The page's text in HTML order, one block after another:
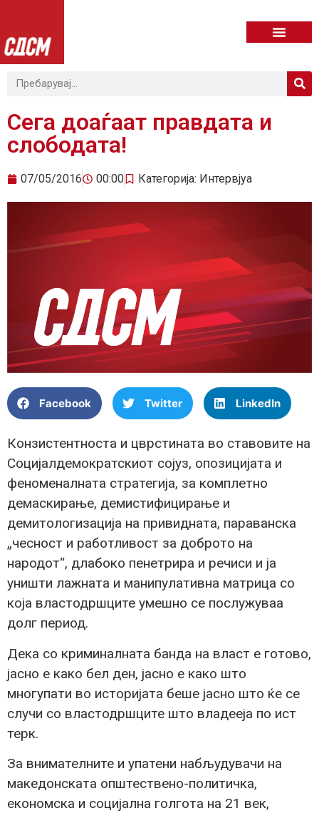
Сега доаѓаат правдата и
слободата!
07/05/2016 00:00 Категорија: Интервјуа
Facebook Twitter LinkedIn
Конзистентноста и цврстината во ставовите на
Социјалдемократскиот сојуз, опозицијата и
феноменалната стратегија, за комплетно
демаскирање, демистифицирање и
демитологизација на привидната, параванска
„чесност и работливост за доброто на
народот“, длабоко пенетрира и речиси и ја
уништи лажната и манипулативна матрица со
која властодршците умешно се послужуваа
долг период.
Дека со криминалната банда на власт е готово,
јасно е како бел ден, јасно е како што
многупати во историјата беше јасно што ќе се
случи со властодршците што владееја по ист
терк.
За внимателните и упатени набљудувачи на
македонската општествено-политичка,
економска и социјална голгота на 21 век,